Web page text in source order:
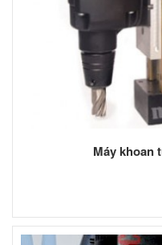
Máy khoan